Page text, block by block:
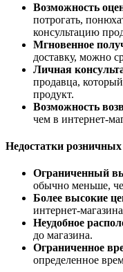
Возможность
потрогать,
консультацию
Мгновенное
доставку, можно
Личная
продавца,
продукт.
Возможность
чем в интернет-
Недостатки
Ограниченный
обычно меньше,
Более высокие
интернет-
Неудобное
до магазина.
Ограниченное
определенное